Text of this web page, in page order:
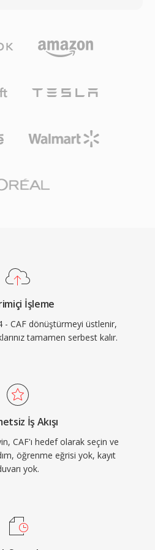
sorunsuz içe ve dışa
desteği sunar. Uzun
ve yapımcılar için W64,
olmadan sunar.
tabanlı mimarisi, sesi
üst verilerle birlikte
son derece uzun
olmadan saatlerce
kHz kayıpsız ses ister
yerel destek sunar. Hem
için CAF son derece
İşleme
- CAF dönüştürmeyi üstlenir,
tamamen serbest kalır.
İş Akışı
CAF'ı hedef olarak seçin ve
öğrenme eğrisi yok, kayıt
yok.